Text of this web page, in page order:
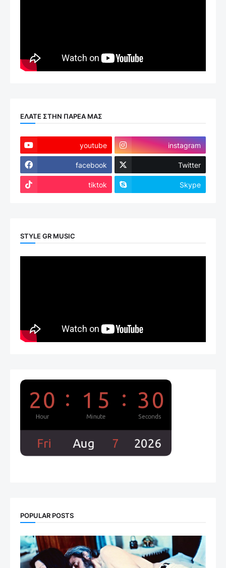
ΕΛΑΤΕ ΣΤΗΝ ΠΑΡΕΑ ΜΑΣ
youtube instagram
facebook Twitter
tiktok Skype
STYLE GR MUSIC
POPULAR POSTS